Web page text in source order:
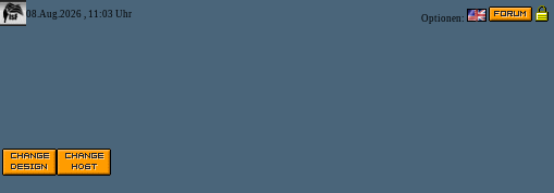
08.Aug.2026 , 11:03 Uhr Optionen: